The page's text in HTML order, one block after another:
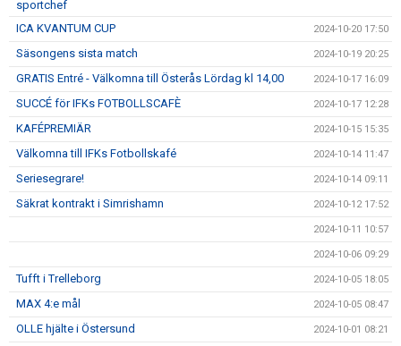
sportchef
ICA KVANTUM CUP 2024-10-20 17:50
Säsongens sista match 2024-10-19 20:25
GRATIS Entré - Välkomna till Österås Lördag kl 14,00 2024-10-17 16:09
SUCCÉ för IFKs FOTBOLLSCAFÈ 2024-10-17 12:28
KAFÉPREMIÄR 2024-10-15 15:35
Välkomna till IFKs Fotbollskafé 2024-10-14 11:47
Seriesegrare! 2024-10-14 09:11
Säkrat kontrakt i Simrishamn 2024-10-12 17:52
2024-10-11 10:57
2024-10-06 09:29
Tufft i Trelleborg 2024-10-05 18:05
MAX 4:e mål 2024-10-05 08:47
OLLE hjälte i Östersund 2024-10-01 08:21